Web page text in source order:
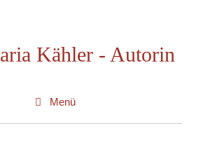
Kähler - Autorin
Menü